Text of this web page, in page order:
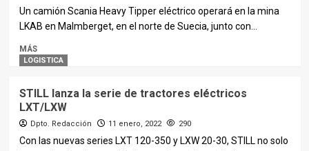
Un camión Scania Heavy Tipper eléctrico operará en la mina
LKAB en Malmberget, en el norte de Suecia, junto con...
MÁS
LOGISTICA
STILL lanza la serie de tractores eléctricos
LXT/LXW
Dpto. Redacción 11 enero, 2022 290
Con las nuevas series LXT 120-350 y LXW 20-30, STILL no solo